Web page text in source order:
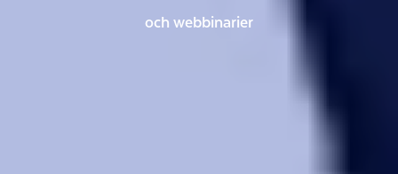
och webbinarier